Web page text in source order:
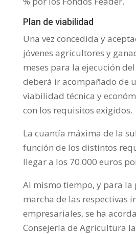
Plan de viabilidad
Una vez concedida y
jóvenes agricultores y
meses para la ejecución
deberá ir acompañado de
viabilidad técnica y
con los requisitos exigidos.
La cuantía máxima de la
función de los distintos
llegar a los 70.000 euros
Al mismo tiempo, y para la
marcha de las respectivas
empresariales, se ha
Consejería de Agricultura